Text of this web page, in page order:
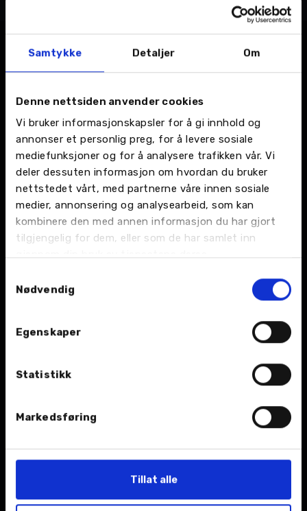
Samtykke Detaljer Om
Denne nettsiden anvender cookies
Vi bruker informasjonskapsler for å gi innhold og
annonser et personlig preg, for å levere sosiale
mediefunksjoner og for å analysere trafikken vår. Vi
deler dessuten informasjon om hvordan du bruker
nettstedet vårt, med partnerne våre innen sosiale
medier, annonsering og analysearbeid, som kan
kombinere den med annen informasjon du har gjort
tilgjengelig for dem, eller som de har samlet inn
gjennom din bruk av tjenestene deres.
Nødvendig
Egenskaper
Statistikk
Markedsføring
Tillat alle
Våre verkstedtjenester
Bilskade og lakk
Vi har bilskade- og
lakkverksteder som tar
seg av hele jobben med
bilen din.
Bilpleie
Vi hjelper deg med
sesongens dekkskifte.
Vi hjelper deg med
Deler og tilbehør
Vi leverer et bredt
utvalg deler og tilbehør